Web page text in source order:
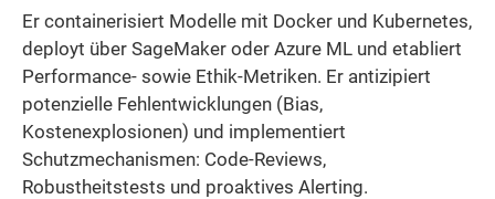
Er containerisiert Modelle mit Docker und Kubernetes,
deployt über SageMaker oder Azure ML und etabliert
Performance- sowie Ethik-Metriken. Er antizipiert
potenzielle Fehlentwicklungen (Bias,
Kostenexplosionen) und implementiert
Schutzmechanismen: Code-Reviews,
Robustheitstests und proaktives Alerting.